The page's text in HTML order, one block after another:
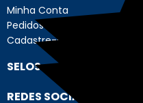
Minha Conta
Pedidos
Cadastre-se
SELOS
REDES SOCIAIS